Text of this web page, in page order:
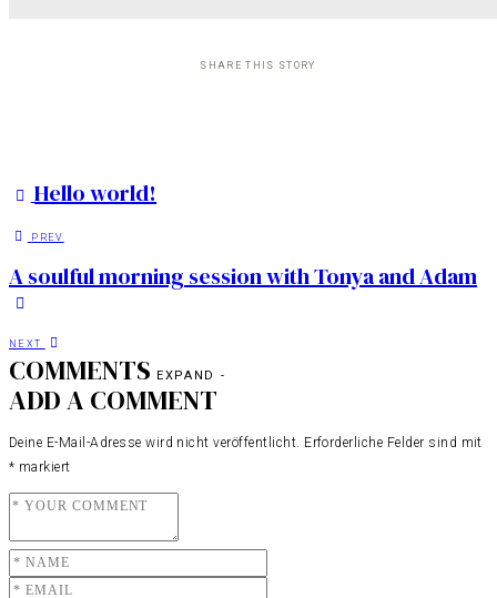
SHARE THIS STORY
Hello world!
PREV
A soulful morning session with Tonya and Adam
NEXT
COMMENTS EXPAND -
ADD A COMMENT
Deine E-Mail-Adresse wird nicht veröffentlicht. Erforderliche Felder sind mit
* markiert